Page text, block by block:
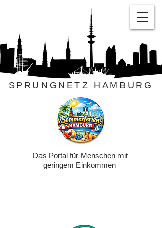
SPRUNGNETZ HAMBURG
Das Portal für Menschen mit
geringem Einkommen